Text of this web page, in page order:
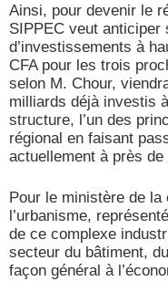
Ainsi, pour devenir le
SIPPEC veut anticiper
d’investissements à
CFA pour les trois
selon M. Chour,
milliards déjà investis
structure, l’un des
régional en faisant
actuellement à près de
Pour le ministère de
l’urbanisme,
de ce complexe
secteur du bâtiment,
façon général à